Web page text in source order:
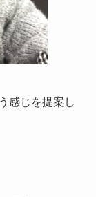
感じを提案し